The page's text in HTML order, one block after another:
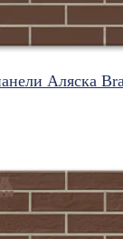
Аляска